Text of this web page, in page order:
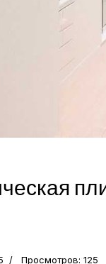
Просмотров: 125